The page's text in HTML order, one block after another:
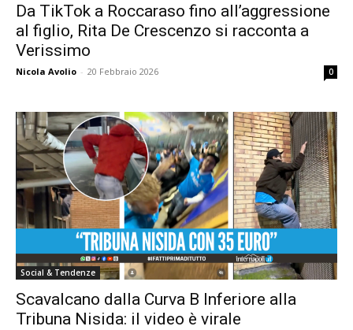
Da TikTok a Roccaraso fino all’aggressione
al figlio, Rita De Crescenzo si racconta a
Verissimo
Nicola Avolio - 20 Febbraio 2026 0
Social & Tendenze
Scavalcano dalla Curva B Inferiore alla
Tribuna Nisida: il video è virale